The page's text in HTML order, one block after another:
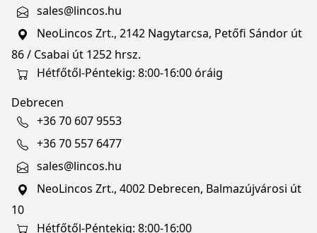
sales@lincos.hu
NeoLincos Zrt., 2142 Nagytarcsa, Petőfi Sándor út
86 / Csabai út 1252 hrsz.
Hétfőtől-Péntekig: 8:00-16:00 óráig
Debrecen
+36 70 607 9553
+36 70 557 6477
sales@lincos.hu
NeoLincos Zrt., 4002 Debrecen, Balmazújvárosi út
10
Hétfőtől-Péntekig: 8:00-16:00